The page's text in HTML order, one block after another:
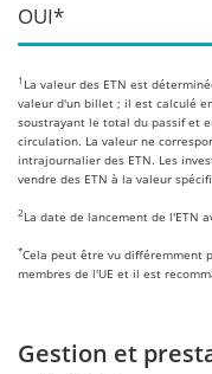
OUI*
1 La valeur des ETN est
valeur d'un billet ; il est calculé
soustrayant le total du passif et
circulation. La valeur ne
intrajournalier des ETN. Les
vendre des ETN à la valeur
2 La date de lancement de l'ETN
*Cela peut être vu différemment
membres de l'UE et il est
Gestion et